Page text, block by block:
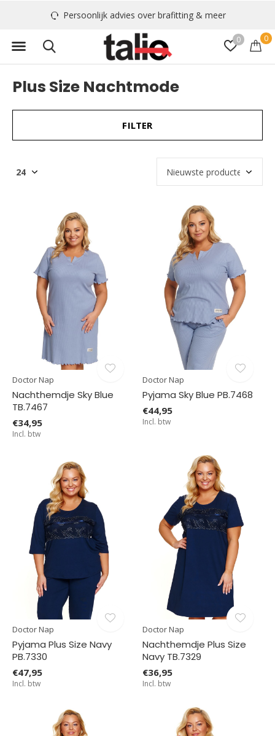
0 0
Persoonlijk advies over brafitting & meer
Plus Size Nachtmode
FILTER
Doctor Nap
Nachthemdje Sky Blue
TB.7467
€34,95
Incl. btw
Doctor Nap
Pyjama Sky Blue PB.7468
€44,95
Incl. btw
Doctor Nap
Pyjama Plus Size Navy
PB.7330
€47,95
Incl. btw
Doctor Nap
Nachthemdje Plus Size
Navy TB.7329
€36,95
Incl. btw